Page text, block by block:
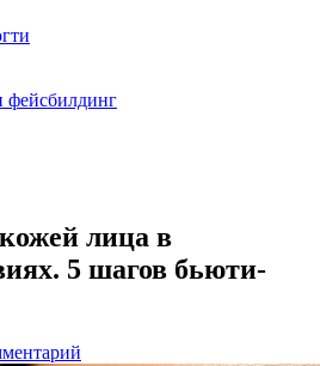
фейсбилдинг
лица в
5 шагов бьюти-